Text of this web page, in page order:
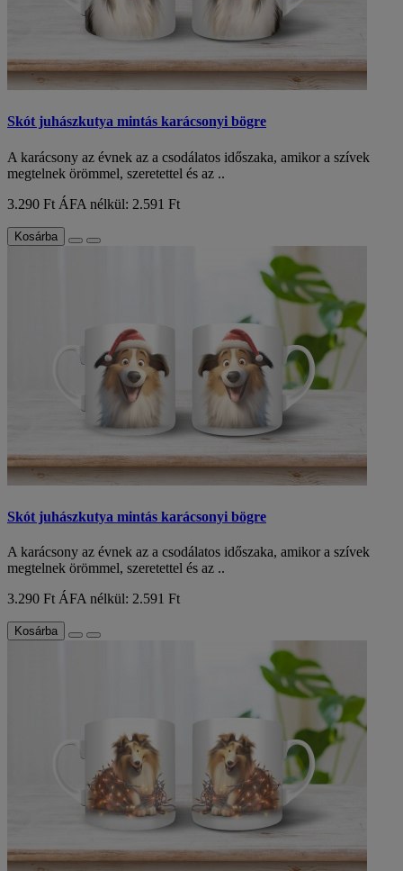
Skót juhászkutya mintás karácsonyi bögre
A karácsony az évnek az a csodálatos időszaka, amikor a szívek
megtelnek örömmel, szeretettel és az ..
3.290 Ft ÁFA nélkül: 2.591 Ft
Kosárba
Skót juhászkutya mintás karácsonyi bögre
A karácsony az évnek az a csodálatos időszaka, amikor a szívek
megtelnek örömmel, szeretettel és az ..
3.290 Ft ÁFA nélkül: 2.591 Ft
Kosárba